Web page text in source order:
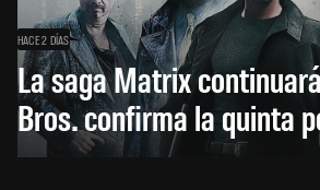
HACE 2 DÍAS
La saga Matrix
Bros. confirma la quinta